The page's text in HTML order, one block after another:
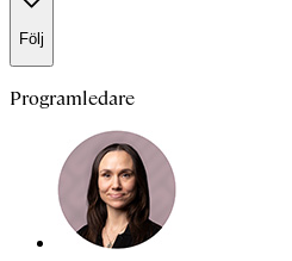
Följ
Programledare